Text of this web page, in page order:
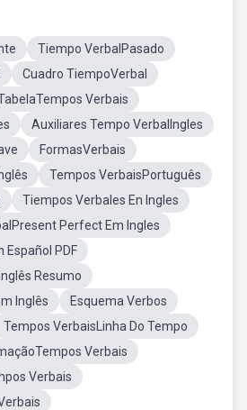
Tiempo VerbalPasado
Cuadro TiempoVerbal
Verbais
Auxiliares Tempo VerbalIngles
FormasVerbais
Tempos VerbaisPortuguês
Tiempos Verbales En Ingles
Perfect Em Ingles
Español PDF
Resumo
Inglês
Esquema Verbos
Tempos VerbaisLinha Do Tempo
Verbais
Verbais